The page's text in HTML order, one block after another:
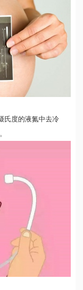
氏度的液氮中去冷